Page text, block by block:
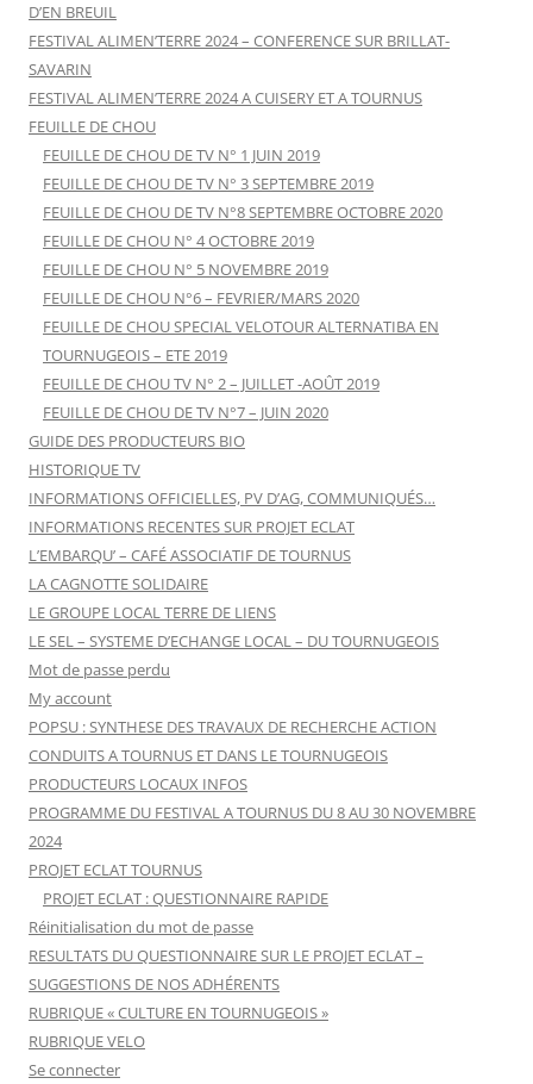
D’EN BREUIL
FESTIVAL ALIMEN’TERRE 2024 – CONFERENCE SUR BRILLAT-
SAVARIN
FESTIVAL ALIMEN’TERRE 2024 A CUISERY ET A TOURNUS
FEUILLE DE CHOU
FEUILLE DE CHOU DE TV N° 1 JUIN 2019
FEUILLE DE CHOU DE TV N° 3 SEPTEMBRE 2019
FEUILLE DE CHOU DE TV N°8 SEPTEMBRE OCTOBRE 2020
FEUILLE DE CHOU N° 4 OCTOBRE 2019
FEUILLE DE CHOU N° 5 NOVEMBRE 2019
FEUILLE DE CHOU N°6 – FEVRIER/MARS 2020
FEUILLE DE CHOU SPECIAL VELOTOUR ALTERNATIBA EN
TOURNUGEOIS – ETE 2019
FEUILLE DE CHOU TV N° 2 – JUILLET -AOÛT 2019
FEUILLE DE CHOU DE TV N°7 – JUIN 2020
GUIDE DES PRODUCTEURS BIO
HISTORIQUE TV
INFORMATIONS OFFICIELLES, PV D’AG, COMMUNIQUÉS…
INFORMATIONS RECENTES SUR PROJET ECLAT
L’EMBARQU’ – CAFÉ ASSOCIATIF DE TOURNUS
LA CAGNOTTE SOLIDAIRE
LE GROUPE LOCAL TERRE DE LIENS
LE SEL – SYSTEME D’ECHANGE LOCAL – DU TOURNUGEOIS
Mot de passe perdu
My account
POPSU : SYNTHESE DES TRAVAUX DE RECHERCHE ACTION
CONDUITS A TOURNUS ET DANS LE TOURNUGEOIS
PRODUCTEURS LOCAUX INFOS
PROGRAMME DU FESTIVAL A TOURNUS DU 8 AU 30 NOVEMBRE
2024
PROJET ECLAT TOURNUS
PROJET ECLAT : QUESTIONNAIRE RAPIDE
Réinitialisation du mot de passe
RESULTATS DU QUESTIONNAIRE SUR LE PROJET ECLAT –
SUGGESTIONS DE NOS ADHÉRENTS
RUBRIQUE « CULTURE EN TOURNUGEOIS »
RUBRIQUE VELO
Se connecter